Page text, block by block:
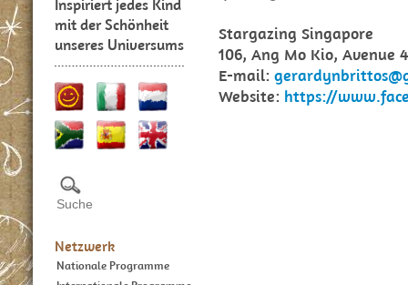
Inspiriert jedes Kind
mit der Schönheit
unseres Universums
Netzwerk
Nationale Programme
Stargazing Singapore
106, Ang Mo Kio, Avenue
E-mail:
Website: https://